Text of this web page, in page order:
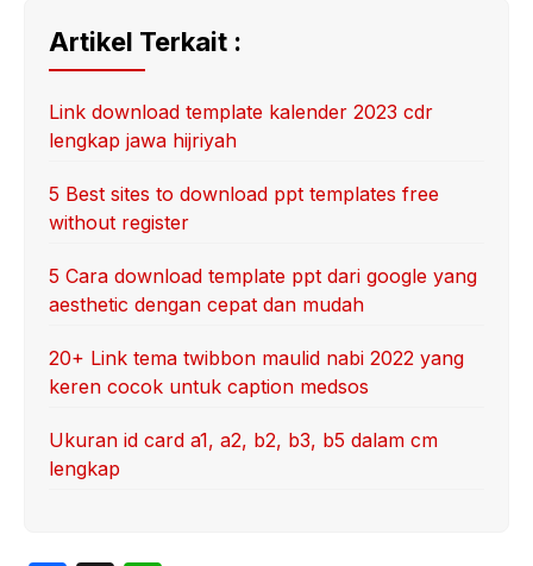
Artikel Terkait :
Link download template kalender 2023 cdr
lengkap jawa hijriyah
5 Best sites to download ppt templates free
without register
5 Cara download template ppt dari google yang
aesthetic dengan cepat dan mudah
20+ Link tema twibbon maulid nabi 2022 yang
keren cocok untuk caption medsos
Ukuran id card a1, a2, b2, b3, b5 dalam cm
lengkap